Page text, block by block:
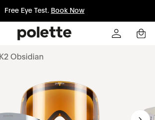
Free Eye Test. Book Now
K2 Obsidian